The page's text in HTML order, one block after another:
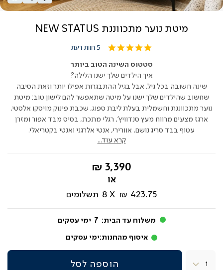
מיטת נוער מתכווננת NEW STATUS
4.8
rating
5 חוות דעת
סטטוס השינה הטוב ביותר
איך הילדים שלך ישנו הלילה?
שינה חשובה בכל גיל, אבל בגיל ההתבגרות אפילו יותר וזאת הסיבה
שחשוב שהילדים שלך ישנו על מיטה שתאפשר להם לישון טוב: מיטת
נוער מתכווננת וחשמלית בעלת ליבת ספוג, שכבת פינוק מויסקו אלסטי,
ארגז מצעים מרווח מעץ סנדוויץ', רגלי מתכת, בסיס מבד אפור ומזרן
עטוף בבד סריג נושם, אוורירי, אנטי אלרגני ואנטי בקטריאלי.
קרא עוד...
החל
3,390 ₪
423.75 ₪
8 תשלומים
משלוח עד הבית: 7 ימי עסקים
איסוף מהחנות:ימי עסקים
הוספה לסל